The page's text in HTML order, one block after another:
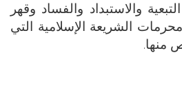
والاستبداد والفساد وقهر
الشريعة الإسلامية التي
منها.